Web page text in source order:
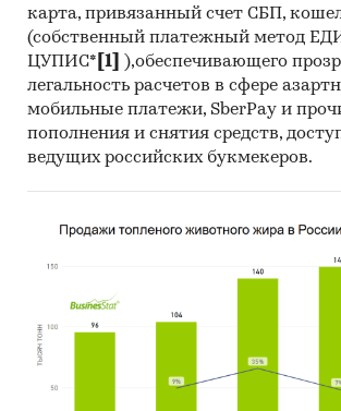
карта, привязанный счет СБП,
(собственный платежный метод
ЦУПИС* [1]
),обеспечивающего
легальность расчетов в сфере
мобильные платежи, SberPay и
пополнения и снятия средств,
ведущих российских букмекеров.